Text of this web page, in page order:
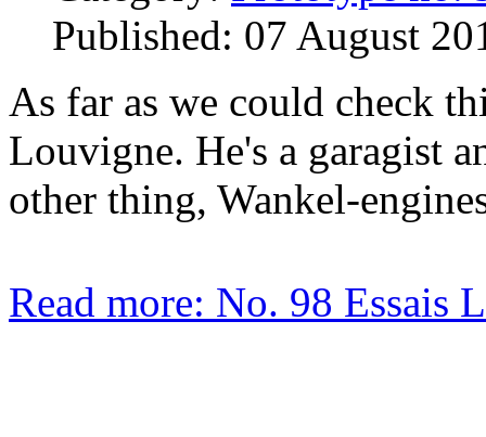
Published: 07 August
As far as we could check
Louvigne. He's a garagist
other thing, Wankel-
Read more: No. 98 Essais